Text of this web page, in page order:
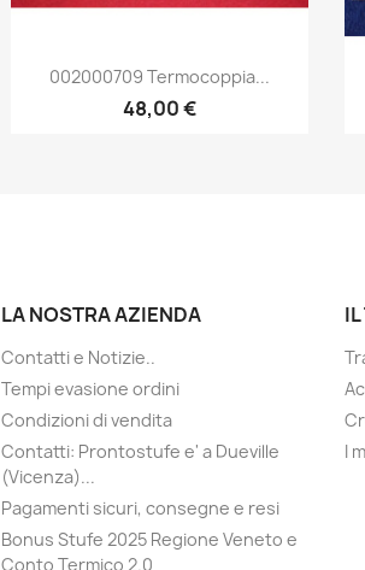
Anteprima
002000709 Termocoppia...
48,00 €
LA NOSTRA AZIENDA
Contatti e Notizie..
Tempi evasione ordini
Condizioni di vendita
Contatti: Prontostufe e' a Dueville
(Vicenza)...
Pagamenti sicuri, consegne e resi
Bonus Stufe 2025 Regione Veneto e
Conto Termico 2.0
I